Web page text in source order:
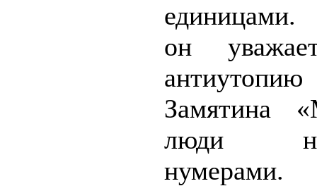
он
Замятина
люди
нумерами.